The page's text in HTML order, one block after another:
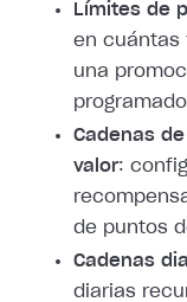
Límites de
en cuántas
una
Cadenas
valor:
de puntos
Cadenas
diarias